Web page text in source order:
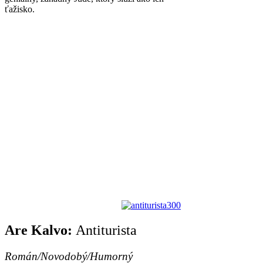
ťažisko.
Are Kalvo: Antiturista
Román/Novodobý/Humorný